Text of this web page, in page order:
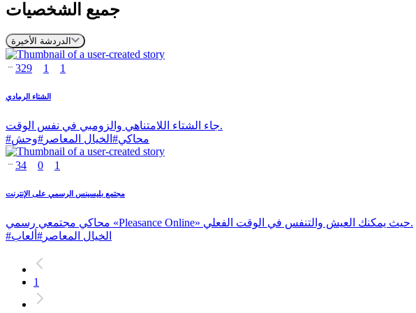
جميع الشخصيات
الدردشة الأخيرة
329 1 1
الشتاء الرمادي
جاء الشتاء اللامتناهي والزومبي في نفس الوقت.
#
محاكي# الخيال المعاصر #وحش
34 0 1
مجتمع بليسينس الرسمي على الإنترنت
محاكي مجتمعي رسمي «Pleasance Online» حيث يمكنك العيش والتنفس في الوقت الفعلي.
#
الخيال المعاصر # ألعاب
1